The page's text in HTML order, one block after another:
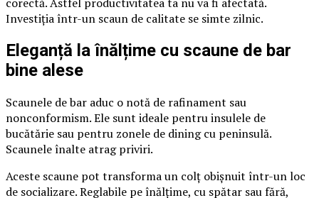
Investiția într-un scaun de calitate se simte zilnic.
Eleganță la înălțime cu scaune de bar
bine alese
Scaunele de bar aduc o notă de rafinament sau
nonconformism. Ele sunt ideale pentru insulele de
bucătărie sau pentru zonele de dining cu peninsulă.
Scaunele înalte atrag priviri.
Aceste scaune pot transforma un colț obișnuit într-un loc
de socializare. Reglabile pe înălțime, cu spătar sau fără,